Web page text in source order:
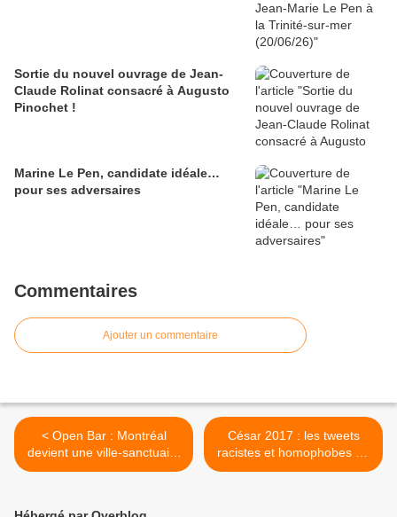
Sortie du nouvel ouvrage de Jean-
Claude Rolinat consacré à Augusto
Pinochet !
Marine Le Pen, candidate idéale…
pour ses adversaires
Commentaires
Ajouter un commentaire
< Open Bar : Montréal
devient une ville-sanctuaire
pour les migrants
César 2017 : les tweets
racistes et homophobes du
« meilleur espoir féminin »